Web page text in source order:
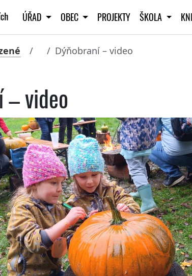
ÚŘAD OBEC PROJEKTY ŠKOLA
Dýňobraní – video
– video